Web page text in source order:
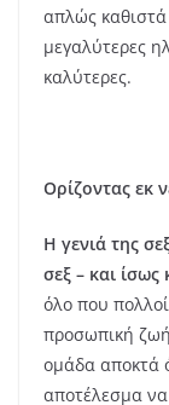
απλώς καθιστά
μεγαλύτερες
καλύτερες.
Ορίζοντας εκ
Η γενιά της
σεξ – και
όλο που
προσωπική
ομάδα αποκτά
αποτέλεσμα να